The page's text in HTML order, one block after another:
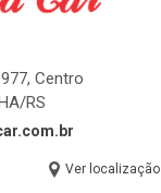
Centro
RS
Ver localização